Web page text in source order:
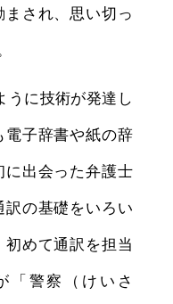
され、思い切っ
うに技術が発達し
子辞書や紙の辞
出会った弁護士
の基礎をいろい
めて通訳を担当
「警察（けいさ